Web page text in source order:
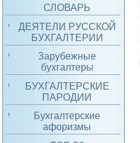
СЛОВАРЬ
ДЕЯТЕЛИ РУССКОЙ
БУХГАЛТЕРИИ
Зарубежные
бухгалтеры
БУХГАЛТЕРСКИЕ
ПАРОДИИ
Бухгалтерские
афоризмы